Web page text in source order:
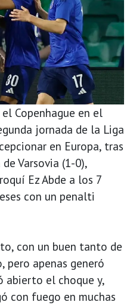
Copenhague en el
jornada de la Liga
en Europa, tras
Varsovia (1-0),
Ez Abde a los 7
con un penalti
con un buen tanto de
pero apenas generó
abierto el choque y,
con fuego en muchas